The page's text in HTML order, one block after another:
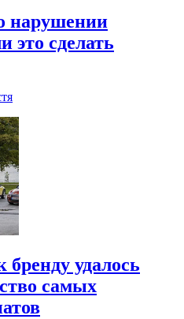
нарушении
сделать
удалось
самых